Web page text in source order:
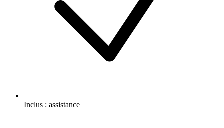
Inclus : assistance